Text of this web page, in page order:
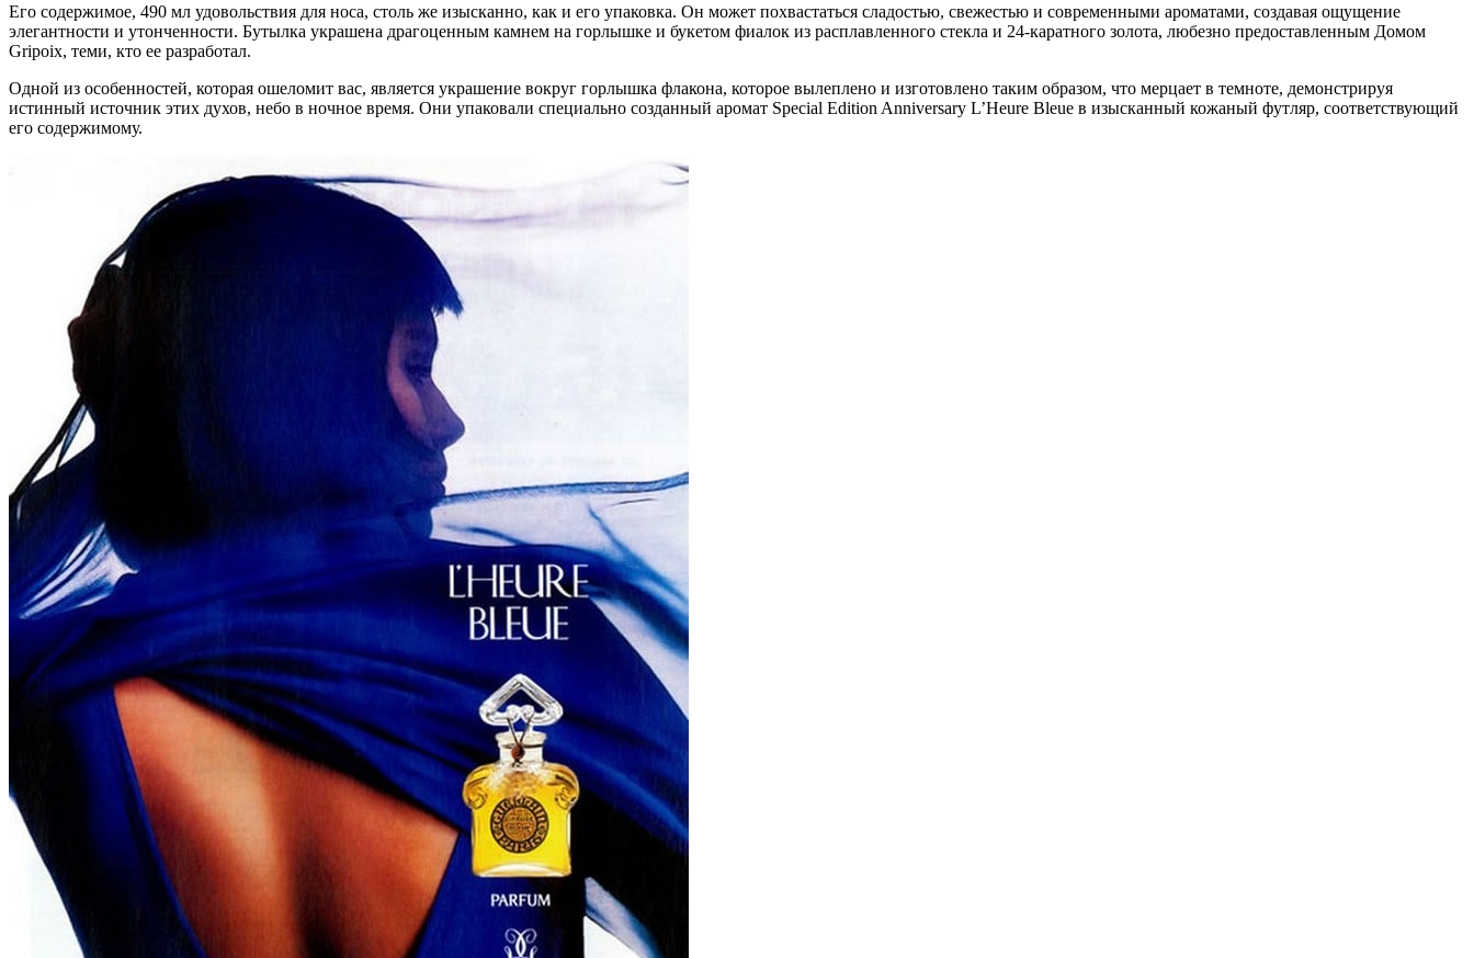
Его содержимое, 490 мл удовольствия для носа, столь же изысканно, как и его упаковка. Он может похвастаться сладостью, свежестью и современными ароматами, создавая ощущение
элегантности и утонченности. Бутылка украшена драгоценным камнем на горлышке и букетом фиалок из расплавленного стекла и 24-каратного золота, любезно предоставленным Домом
Gripoix, теми, кто ее разработал.
Одной из особенностей, которая ошеломит вас, является украшение вокруг горлышка флакона, которое вылеплено и изготовлено таким образом, что мерцает в темноте, демонстрируя
истинный источник этих духов, небо в ночное время. Они упаковали специально созданный аромат Special Edition Anniversary L’Heure Bleue в изысканный кожаный футляр, соответствующий
его содержимому.